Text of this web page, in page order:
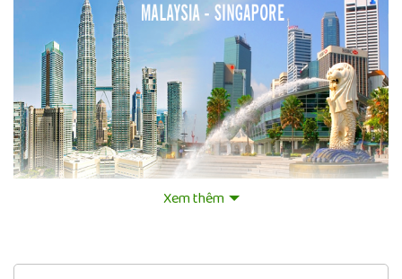
Xem thêm